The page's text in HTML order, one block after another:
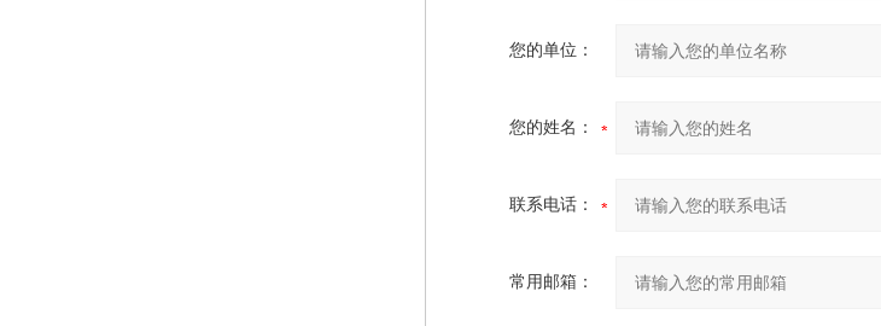
您的单位：
您的姓名：
联系电话：
常用邮箱：